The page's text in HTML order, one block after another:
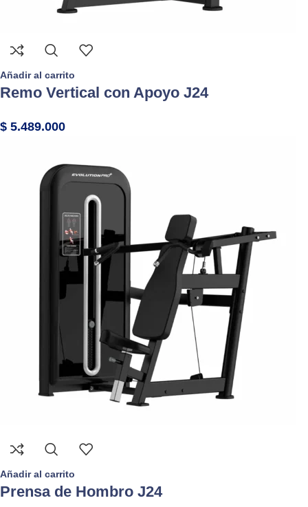
Añadir al carrito
Remo Vertical con Apoyo J24
$ 5.489.000
Añadir al carrito
Prensa de Hombro J24